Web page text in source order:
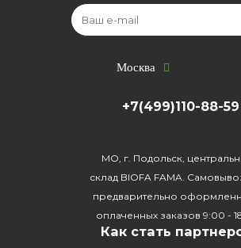
Москва
+7(499)110-88-59
МО, г. Подольск,
склад BIOFA FAMA.
предварительно
оплаченных заказов 9:00 -
Как стать